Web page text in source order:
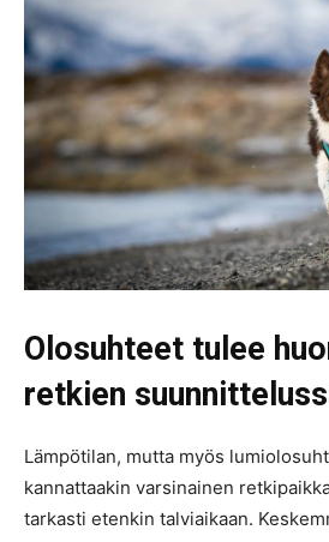
Olosuhteet tulee
retkien
Lämpötilan, mutta myös
kannattaakin varsinainen
tarkasti etenkin talviaikaan.